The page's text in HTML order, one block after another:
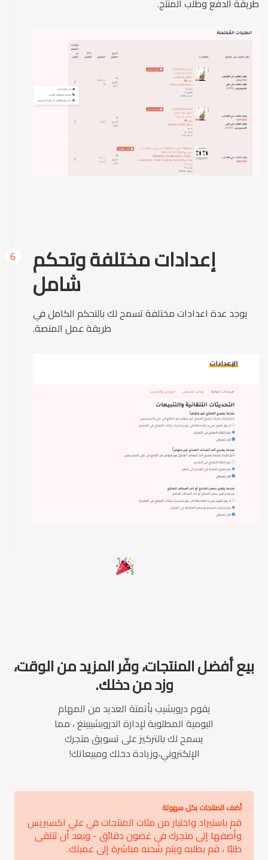
6 إعدادات مختلفة وتحكم
شامل
يوجد عدة اعدادات مختلفة تسمح لك بالتحكم الكامل في
طريقة عمل المنصة.
بيع أفضل المنتجات، وفّر المزيد من الوقت،
وزد من دخلك.
يقوم دروبشيب بأتمتة العديد من المهام
اليومية المطلوبة لإدارة الدروبشيبينغ ، مما
يسمح لك بالتركيز على تسويق متجرك
الإلكتروني،وزيادة دخلك ومبيعاتك!
أضف المنتجات بكل سهولة
قم باستيراد واختيار من مئات المنتجات في علي اكسبريس
وأضفها إلى متجرك في غضون دقائق - وبعد أن تتلقى
طلبًا ، قم بطلبه ويتم شحنه مباشرة إلى عميلك.